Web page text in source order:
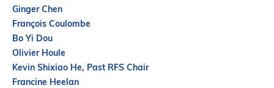
Partenaires
Introduction à la RI
Présence mondiale
COVID-19
Carrières en RI
Ginger Chen
François Coulombe
Bo Yi Dou
Olivier Houle
Kevin Shixiao He, Past RFS Chair
Francine Heelan